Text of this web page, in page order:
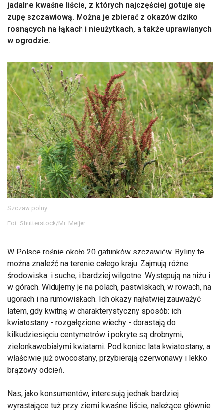
jadalne kwaśne liście, z których najczęściej gotuje się
zupę szczawiową. Można je zbierać z okazów dziko
rosnących na łąkach i nieużytkach, a także uprawianych
w ogrodzie.
Szczaw polny
Fot. Shutterstock/Mr. Meijer
W Polsce rośnie około 20 gatunków szczawiów. Byliny te
można znaleźć na terenie całego kraju. Zajmują różne
środowiska: i suche, i bardziej wilgotne. Występują na niżu i
w górach. Widujemy je na polach, pastwiskach, w rowach, na
ugorach i na rumowiskach. Ich okazy najłatwiej zauważyć
latem, gdy kwitną w charakterystyczny sposób: ich
kwiatostany - rozgałęzione wiechy - dorastają do
kilkudziesięciu centymetrów i pokryte są drobnymi,
zielonkawobiałymi kwiatami. Pod koniec lata kwiatostany, a
właściwie już owocostany, przybierają czerwonawy i lekko
brązowy odcień.
Nas, jako konsumentów, interesują jednak bardziej
wyrastające tuż przy ziemi kwaśne liście, należące głównie